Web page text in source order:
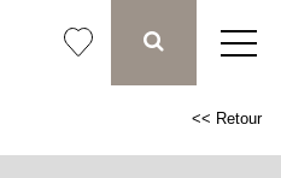
<< Retour